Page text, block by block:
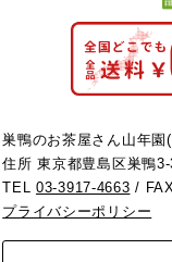
巣鴨のお茶屋さん山年
住所 東京都豊島区巣鴨
TEL03-3917-4663 /
プライバシーポリシー